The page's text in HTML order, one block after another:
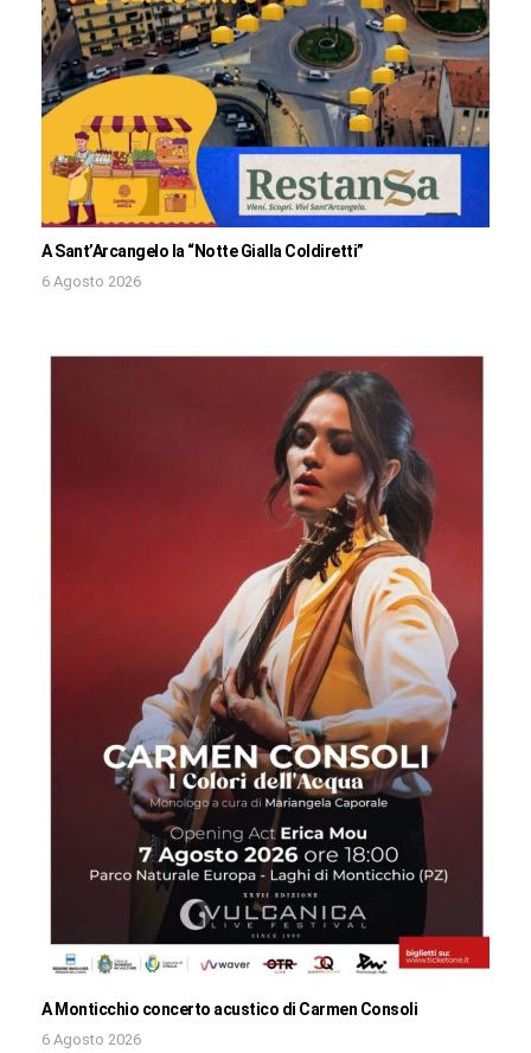
A Sant’Arcangelo la “Notte Gialla Coldiretti”
6 Agosto 2026
A Monticchio concerto acustico di Carmen Consoli
6 Agosto 2026